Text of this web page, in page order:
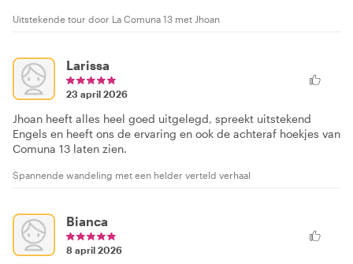
Uitstekende tour door La Comuna 13 met Jhoan
Larissa
23 april 2026
Jhoan heeft alles heel goed uitgelegd, spreekt uitstekend
Engels en heeft ons de ervaring en ook de achteraf hoekjes van
Comuna 13 laten zien.
Spannende wandeling met een helder verteld verhaal
Bianca
8 april 2026